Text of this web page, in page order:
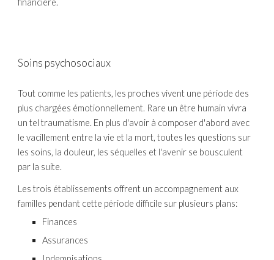
financière.
Soins psychosociaux
Tout comme les patients, les proches vivent une période des
plus chargées émotionnellement. Rare un être humain vivra
un tel traumatisme. En plus d'avoir à composer d'abord avec
le vacillement entre la vie et la mort, toutes les questions sur
les soins, la douleur, les séquelles et l'avenir se bousculent
par la suite.
Les trois établissements offrent un accompagnement aux
familles pendant cette période difficile sur plusieurs plans:
Finances
Assurances